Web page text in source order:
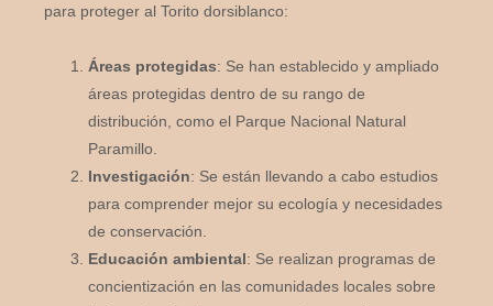
para proteger al Torito dorsiblanco:
Áreas protegidas: Se han establecido y ampliado
áreas protegidas dentro de su rango de
distribución, como el Parque Nacional Natural
Paramillo.
Investigación: Se están llevando a cabo estudios
para comprender mejor su ecología y necesidades
de conservación.
Educación ambiental: Se realizan programas de
concientización en las comunidades locales sobre